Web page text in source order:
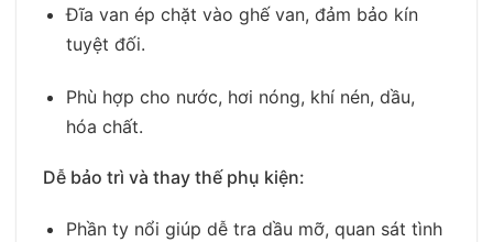
Đĩa van ép chặt vào ghế van, đảm bảo kín
tuyệt đối.
Phù hợp cho nước, hơi nóng, khí nén, dầu,
hóa chất.
Dễ bảo trì và thay thế phụ kiện:
Phần ty nổi giúp dễ tra dầu mỡ, quan sát tình